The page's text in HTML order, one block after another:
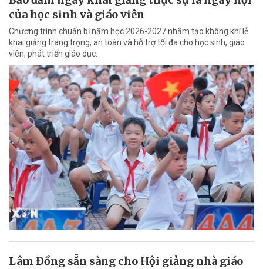
của học sinh và giáo viên
Chương trình chuẩn bị năm học 2026-2027 nhằm tạo không khí lễ
khai giảng trang trọng, an toàn và hỗ trợ tối đa cho học sinh, giáo
viên, phát triển giáo dục.
Lâm Đồng sẵn sàng cho Hội giảng nhà giáo